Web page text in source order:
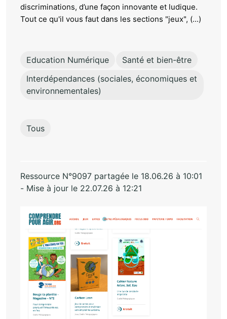
discriminations, d’une façon innovante et ludique.
Tout ce qu'il vous faut dans les sections "jeux", (...)
Education Numérique
Santé et bien-être
Interdépendances (sociales, économiques et
environnementales)
Tous
Ressource N°9097 partagée le 18.06.26 à 10:01
- Mise à jour le 22.07.26 à 12:21